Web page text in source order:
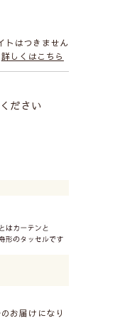
す。
色々購入して
。
コットンのカ
ンをサドウッ
なので間隔が
かからなくな
トはつきません
詳しくはこちら
ださい
お届けになり